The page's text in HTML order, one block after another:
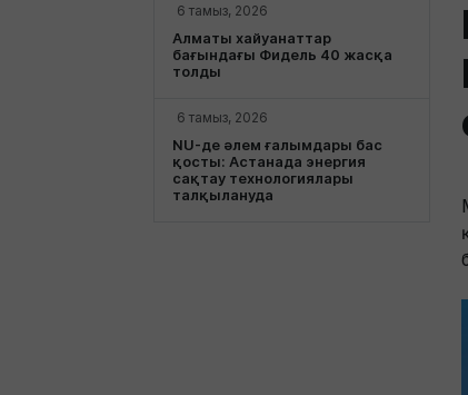
6 тамыз, 2026
Алматы хайуанаттар
бағындағы Фидель 40 жасқа
толды
6 тамыз, 2026
NU-де әлем ғалымдары бас
қосты: Астанада энергия
сақтау технологиялары
талқылануда